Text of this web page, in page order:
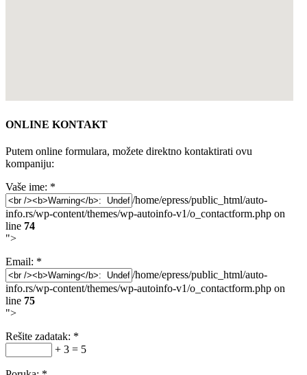
ONLINE KONTAKT
Putem online formulara, možete direktno kontaktirati ovu
kompaniju:
Vaše ime: *
/home/epress/public_html/auto-
info.rs/wp-content/themes/wp-autoinfo-v1/o_contactform.php on
line 74
">
Email: *
/home/epress/public_html/auto-
info.rs/wp-content/themes/wp-autoinfo-v1/o_contactform.php on
line 75
">
Rešite zadatak: *
+ 3 = 5